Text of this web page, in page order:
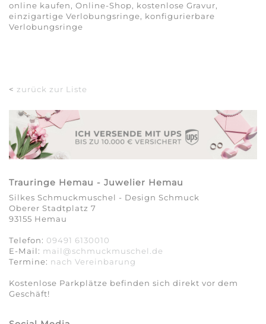
online kaufen, Online-Shop, kostenlose Gravur,
einzigartige Verlobungsringe, konfigurierbare
Verlobungsringe
< zurück zur Liste
Trauringe Hemau - Juwelier Hemau
Silkes Schmuckmuschel - Design Schmuck
Oberer Stadtplatz 7
93155 Hemau
Telefon: 09491 6130010
E-Mail: mail@schmuckmuschel.de
Termine: nach Vereinbarung​​​​​​​
Kostenlose Parkplätze befinden sich direkt vor dem
Geschäft!